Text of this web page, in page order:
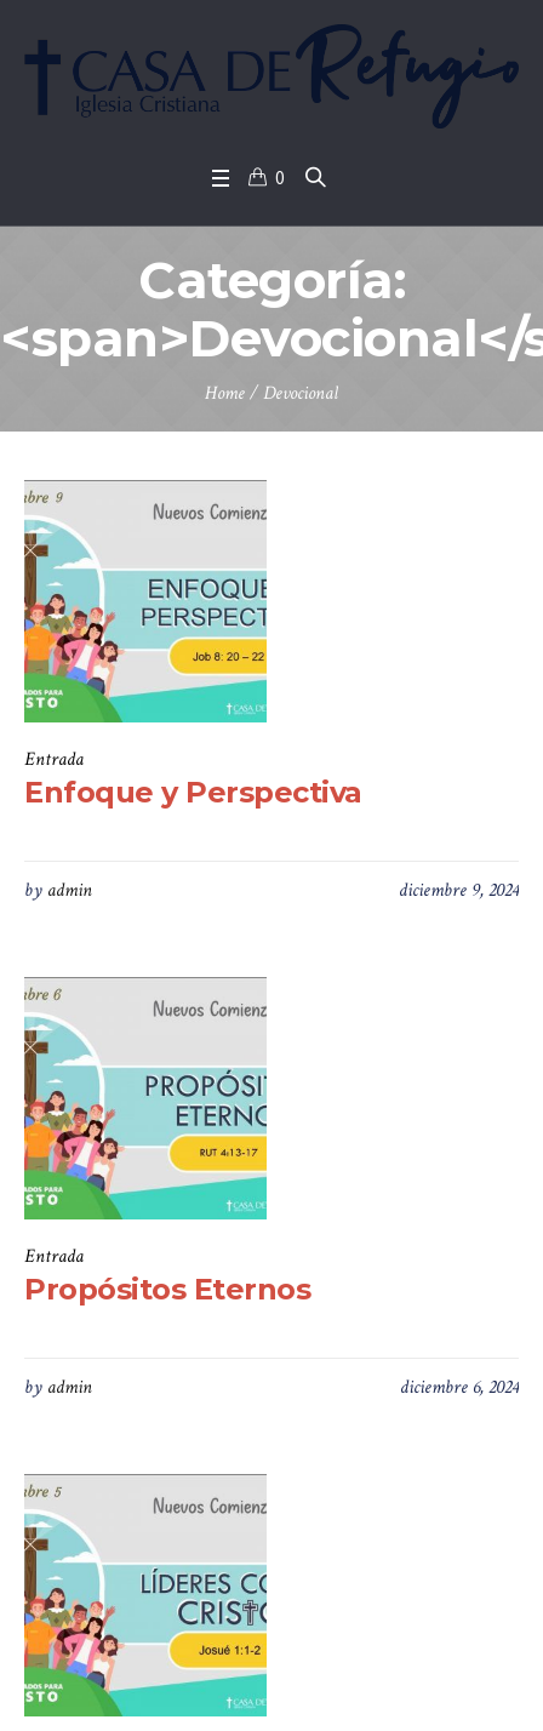
0
Categoría:
<span>Devocional</
Home/Devocional
Entrada
Enfoque y Perspectiva
diciembre 9, 2024
by admin
Entrada
Propósitos Eternos
diciembre 6, 2024
by admin